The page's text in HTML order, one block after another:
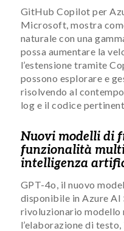
GitHub Copilot per
Microsoft, mostra
naturale con una
possa aumentare la
l’estensione tramite
possono esplorare e
risolvendo al
log e il codice
Nuovi modelli di
funzionalità
intelligenza
GPT-4o, il nuovo
disponibile in Azure AI
rivoluzionario modello
l’elaborazione di